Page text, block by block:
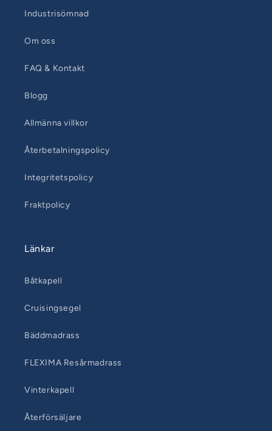
Industrisömnad
Om oss
FAQ & Kontakt
Blogg
Allmänna villkor
Återbetalningspolicy
Integritetspolicy
Fraktpolicy
Länkar
Båtkapell
Cruisingsegel
Bäddmadrass
FLEXIMA Resårmadrass
Vinterkapell
Återförsäljare